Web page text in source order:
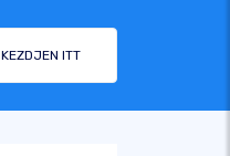
KEZDJEN ITT